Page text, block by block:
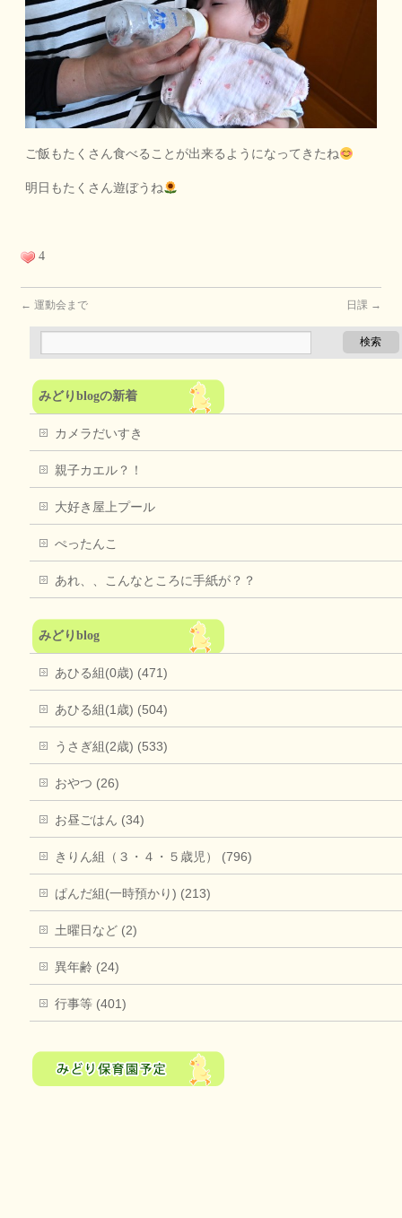
ご飯もたくさん食べることが出来るようになってきたね
明日もたくさん遊ぼうね
4
← 運動会まで 日課 →
みどりblogの新着
カメラだいすき
親子カエル？！
大好き屋上プール
ぺったんこ
あれ、、こんなところに手紙が？？
みどりblog
あひる組(0歳) (471)
あひる組(1歳) (504)
うさぎ組(2歳) (533)
おやつ (26)
お昼ごはん (34)
きりん組（３・４・５歳児） (796)
ぱんだ組(一時預かり) (213)
土曜日など (2)
異年齢 (24)
行事等 (401)